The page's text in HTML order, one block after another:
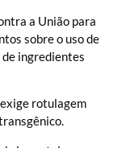
a União para
sobre o uso de
ingredientes
rotulagem